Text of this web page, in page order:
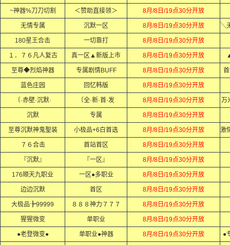
~神器%刀刀切割 ＜赞助直接领＞ 8月/8日/19点30分开放
无情专属 沉默一区 8月/8日/19点30分开放
180星王合击 一切靠打 8月/8日/19点30分开放
１．７６凡人复古 真一区▲新版上市 8月/8日/19点30分开放
至尊◆烈焰神器 专属剧情BUFF 8月/8日/19点30分开放
蓝色庄园 回忆韩版 8月/8日/19点30分开放
〔·赤壁·沉默· 〔全·新·首·发 8月/8日/19点30分开放 万
沉默 专属 8月/8日/19点30分开放
至尊沉默神鬼聖装 小极品+6白首选 8月/8日/19点30分开放
７６合击 首站首区 8月/8日/19点30分开放
『沉默』 『一区』 8月/8日/19点30分开放
176顺天九职业 一区●多职业 8月/8日/19点30分开放
边边沉默 首区 8月/8日/19点30分开放
大极品╊99999 ８８８神力７７７ 8月/8日/19点30分开放
猩猩微变 单职业 8月/8日/19点30分开放
●老登微变● 单职业●神器 8月/8日/19点30分开放 ●